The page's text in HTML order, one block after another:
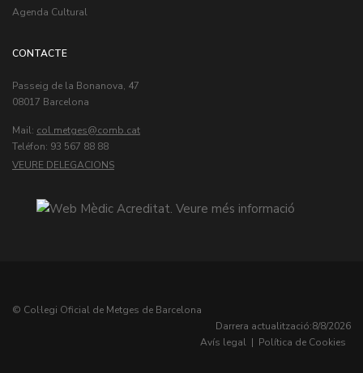
Agenda Cultural
CONTACTE
Passeig de la Bonanova, 47
08017 Barcelona
Mail: col.metges
Teléfon: 93 567 88 88
VEURE DELEGACIONS
© Col·legi Oficial de Metges de Barcelona
Darrera actualització:8/8/2026
Avís legal | Política de Cookies